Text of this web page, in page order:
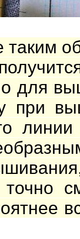
таким
для
при